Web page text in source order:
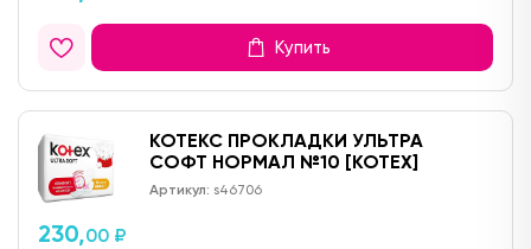
Купить
КОТЕКС ПРОКЛАДКИ УЛЬТРА
СОФТ НОРМАЛ №10 [KOTEX]
Артикул: s46706
230,00 ₽